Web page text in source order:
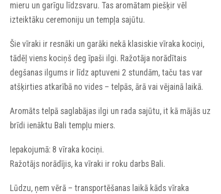
mieru un garīgu līdzsvaru. Tas aromātam piešķir vēl
izteiktāku ceremoniju un tempļa sajūtu.
Šie vīraki ir resnāki un garāki nekā klasiskie vīraka kociņi,
tādēļ viens kociņš deg īpaši ilgi. Ražotāja norādītais
degšanas ilgums ir līdz aptuveni 2 stundām, taču tas var
atšķirties atkarībā no vides – telpās, ārā vai vējainā laikā.
Aromāts telpā saglabājas ilgi un rada sajūtu, it kā mājās uz
brīdi ienāktu Bali tempļu miers.
Iepakojumā: 8 vīraka kociņi.
Ražotājs norādījis, ka vīraki ir roku darbs Bali.
Lūdzu, ņem vērā – transportēšanas laikā kāds vīraka